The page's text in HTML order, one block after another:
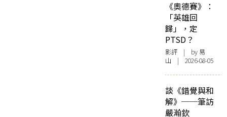
《奧德賽》：
「英雄回
歸」，定
PTSD？
影評 | by 易
山 | 2026-08-05
談《錯覺與和
解》──筆訪
嚴瀚欽